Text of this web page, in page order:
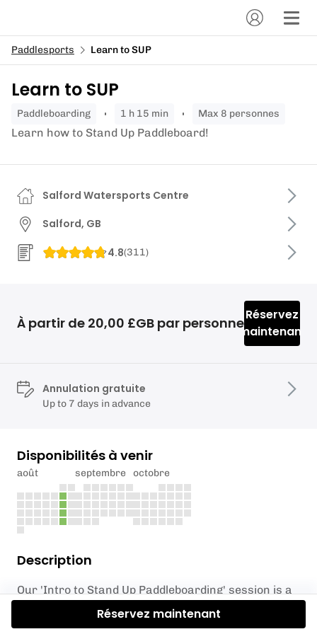
Paddlesports Learn to SUP
Learn to SUP
paddleboarding 1 h 15 min Max 8 personnes
Learn how to Stand Up Paddleboard!
Description
Our 'Intro to Stand Up Paddleboarding' session is a
practical 75-minute course where you'll learn the
Salford Watersports Centre
Salford, GB
4.8(311)
À partir de 20,00 £GB par personneRéservez
maintenant
Annulation gratuite
Up to 7 days in advance
Disponibilités à venir
août septembre octobre
Réservez maintenant